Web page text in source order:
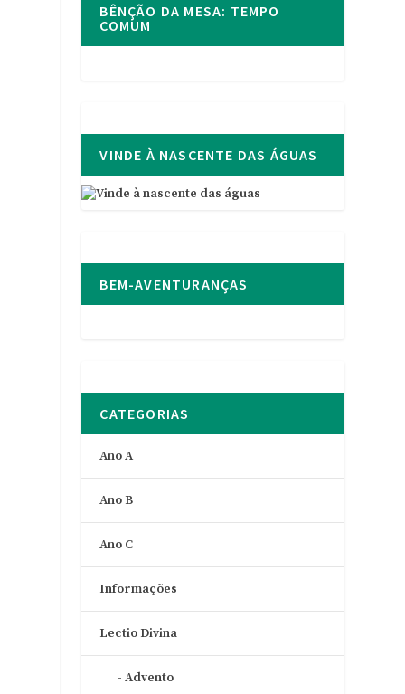
BÊNÇÃO DA MESA: TEMPO
COMUM
VINDE À NASCENTE DAS ÁGUAS
BEM-AVENTURANÇAS
CATEGORIAS
Ano A
Ano B
Ano C
Informações
Lectio Divina
Advento